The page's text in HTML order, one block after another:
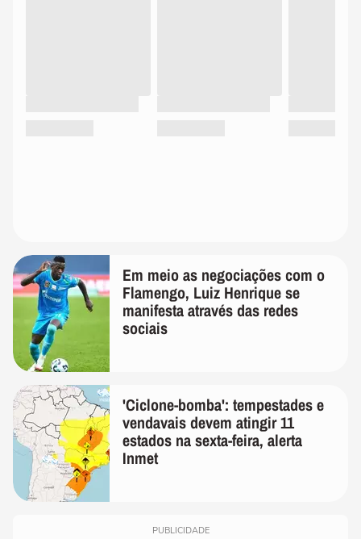
Em meio as negociações com o
Flamengo, Luiz Henrique se
manifesta através das redes
sociais
'Ciclone-bomba': tempestades e
vendavais devem atingir 11
estados na sexta-feira, alerta
Inmet
PUBLICIDADE